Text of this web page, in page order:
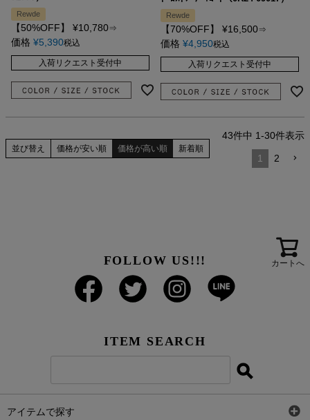
Rewde
【50%OFF】 ¥10,780⇒
価格 ¥5,390税込
入荷リクエスト受付中
Rewde
【70%OFF】 ¥16,500⇒
価格 ¥4,950税込
入荷リクエスト受付中
並び替え 価格が安い順 価格が高い順 新着順
43件中 1-30件表示
1 2
カートへ
FOLLOW US!!!
ITEM SEARCH
アイテムで探す